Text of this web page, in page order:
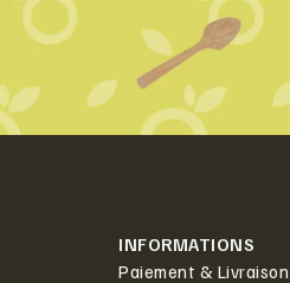
INFORMATIONS
Paiement & Livraison